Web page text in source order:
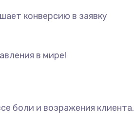
конверсию в заявку
в мире!
боли и возражения клиента.